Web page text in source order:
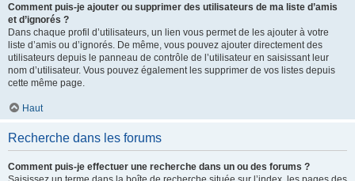
Comment puis-je ajouter ou supprimer des utilisateurs de ma liste d’amis
et d’ignorés ?
Dans chaque profil d’utilisateurs, un lien vous permet de les ajouter à votre
liste d’amis ou d’ignorés. De même, vous pouvez ajouter directement des
utilisateurs depuis le panneau de contrôle de l’utilisateur en saisissant leur
nom d’utilisateur. Vous pouvez également les supprimer de vos listes depuis
cette même page.
Haut
Recherche dans les forums
Comment puis-je effectuer une recherche dans un ou des forums ?